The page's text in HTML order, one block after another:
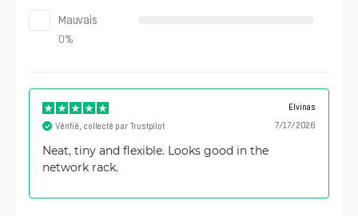
Mauvais
0%
Elvinas
7/17/2026
Vérifié, collecté par Trustpilot
Neat, tiny and flexible. Looks good in the
network rack.